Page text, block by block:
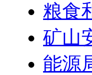
粮食
矿山
能源